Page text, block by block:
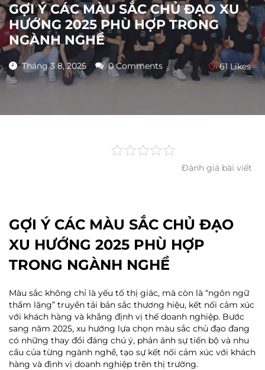
GỢI Ý CÁC MÀU SẮC CHỦ ĐẠO XU
HƯỚNG 2025 PHÙ HỢP TRONG
NGÀNH NGHỀ
Tháng 3 8, 2025 0 Comments 61 Likes
Đánh giá bài viết
GỢI Ý CÁC MÀU SẮC CHỦ ĐẠO
XU HƯỚNG 2025 PHÙ HỢP
TRONG NGÀNH NGHỀ
Màu sắc không chỉ là yếu tố thị giác, mà còn là “ngôn ngữ
thầm lặng” truyền tải bản sắc thương hiệu, kết nối cảm xúc
với khách hàng và khẳng định vị thế doanh nghiệp. Bước
sang năm 2025, xu hướng lựa chọn màu sắc chủ đạo đang
có những thay đổi đáng chú ý, phản ánh sự tiến bộ và nhu
cầu của từng ngành nghề, tạo sự kết nối cảm xúc với khách
hàng và định vị doanh nghiệp trên thị trường.